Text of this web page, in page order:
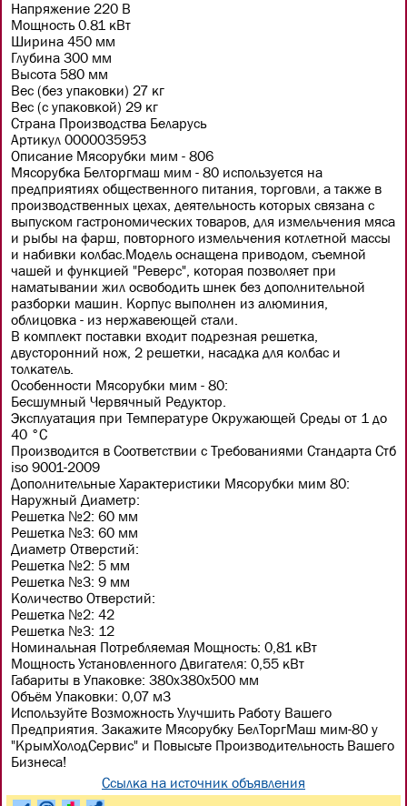
Напряжение 220 В
Мощность 0.81 кВт
Ширина 450 мм
Глубина 300 мм
Высота 580 мм
Вес (без упаковки) 27 кг
Вес (с упаковкой) 29 кг
Страна Производства Беларусь
Артикул 0000035953
Описание Мясорубки мим - 806
Мясорубка Белторгмаш мим - 80 используется на
предприятиях общественного питания, торговли, а также в
производственных цехах, деятельность которых связана с
выпуском гастрономических товаров, для измельчения мяса
и рыбы на фарш, повторного измельчения котлетной массы
и набивки колбас.Модель оснащена приводом, съемной
чашей и функцией "Реверс", которая позволяет при
наматывании жил освободить шнек без дополнительной
разборки машин. Корпус выполнен из алюминия,
облицовка - из нержавеющей стали.
В комплект поставки входит подрезная решетка,
двусторонний нож, 2 решетки, насадка для колбас и
толкатель.
Особенности Мясорубки мим - 80:
Бесшумный Червячный Редуктор.
Эксплуатация при Температуре Окружающей Среды от 1 до
40 °С
Производится в Соответствии с Требованиями Стандарта Стб
iso 9001-2009
Дополнительные Характеристики Мясорубки мим 80:
Наружный Диаметр:
Решетка №2: 60 мм
Решетка №3: 60 мм
Диаметр Отверстий:
Решетка №2: 5 мм
Решетка №3: 9 мм
Количество Отверстий:
Решетка №2: 42
Решетка №3: 12
Номинальная Потребляемая Мощность: 0,81 кВт
Мощность Установленного Двигателя: 0,55 кВт
Габариты в Упаковке: 380х380х500 мм
Объём Упаковки: 0,07 м3
Используйте Возможность Улучшить Работу Вашего
Предприятия. Закажите Мясорубку БелТоргМаш мим-80 у
"КрымХолодСервис" и Повысьте Производительность Вашего
Бизнеса!
Ссылка на источник объявления